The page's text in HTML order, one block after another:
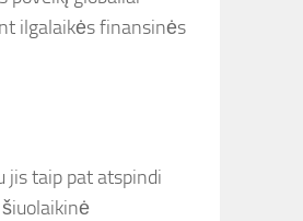
ilgalaikės finansinės
jis taip pat atspindi